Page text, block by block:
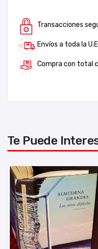
Transacciones
Envíos a toda la
Compra con total
Te Puede